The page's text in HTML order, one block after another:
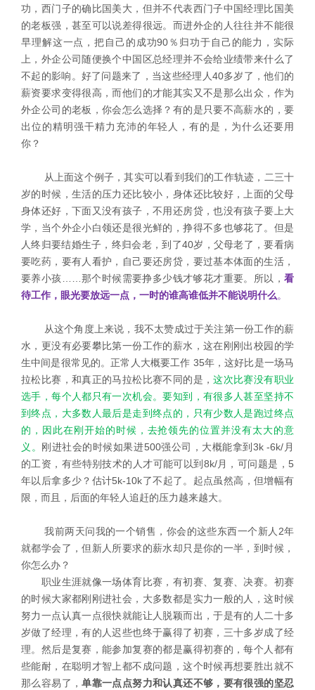
功，西门子的确比国美大，但并不代表西门子中国经理比国美
的老板强，甚至可以说差得很远。而进外企的人往往并不能很
早理解这一点，把自己的成功90％归功于自己的能力，实际
上，外企公司随便换个中国区总经理并不会给业绩带来什么了
不起的影响。好了问题来了，当这些经理人40多岁了，他们的
薪资要求变得很高，而他们的才能其实又不是那么出众，作为
外企公司的老板，你会怎么选择？有的是只要不高薪水的，要
出位的精明强干精力充沛的年轻人，有的是，为什么还要用
你？
从上面这个例子，其实可以看到我们的工作轨迹，二三十
岁的时候，生活的压力还比较小，身体还比较好，上面的父母
身体还好，下面又没有孩子，不用还房贷，也没有孩子要上大
学，当个外企小白领还是很光鲜的，挣得不多也够花了。但是
人终归要结婚生子，终归会老，到了40岁，父母老了，要看病
要吃药，要有人看护，自己要还房贷，要过基本体面的生活，
要养小孩……那个时候需要挣多少钱才够花才重要。所以， 看
待工作，眼光要放远一点，一时的谁高谁低并不能说明什么。
从这个角度上来说，我不太赞成过于关注第一份工作的薪
水，更没有必要攀比第一份工作的薪水，这在刚刚出校园的学
生中间是很常见的。正常人大概要工作 35年，这好比是一场马
拉松比赛，和真正的马拉松比赛不同的是，这次比赛没有职业
选手，每个人都只有一次机会。要知到，有很多人甚至坚持不
到终点，大多数人最后是走到终点的，只有少数人是跑过终点
的，因此在刚开始的时候，去抢领先的位置并没有太大的意
义。 刚进社会的时候如果进500强公司，大概能拿到3k -6k/月
的工资，有些特别技术的人才可能可以到8k/月，可问题是，5
年以后拿多少？估计5k-10k了不起了。起点虽然高，但增幅有
限，而且，后面的年轻人追赶的压力越来越大。
我前两天问我的一个销售，你会的这些东西一个新人2年
就都学会了，但新人所要求的薪水却只是你的一半，到时候，
你怎么办？
职业生涯就像一场体育比赛，有初赛、复赛、决赛。初赛
的时候大家都刚刚进社会，大多数都是实力一般的人，这时候
努力一点认真一点很快就能让人脱颖而出，于是有的人二十多
岁做了经理，有的人迟些也终于赢得了初赛，三十多岁成了经
理。然后是复赛，能参加复赛的都是赢得初赛的，每个人都有
些能耐，在聪明才智上都不成问题，这个时候再想要胜出就不
那么容易了，单靠一点点努力和认真还不够，要有很强的坚忍